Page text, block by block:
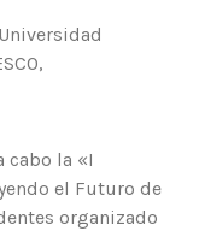
cabo la «I
el Futuro de
organizado